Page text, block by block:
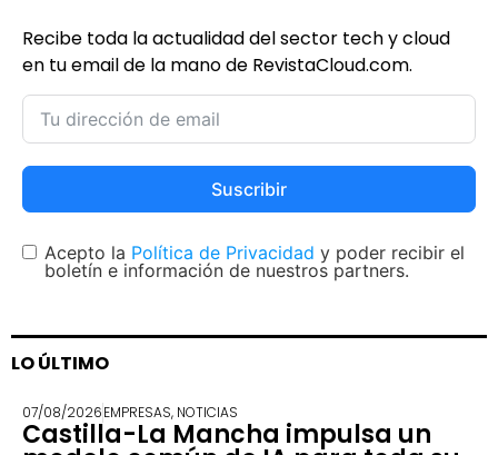
Recibe toda la actualidad del sector tech y cloud
en tu email de la mano de RevistaCloud.com.
Suscribir
Acepto la Política de Privacidad y poder recibir el
boletín e información de nuestros partners.
LO ÚLTIMO
07/08/2026EMPRESAS, NOTICIAS
Castilla-La Mancha impulsa un